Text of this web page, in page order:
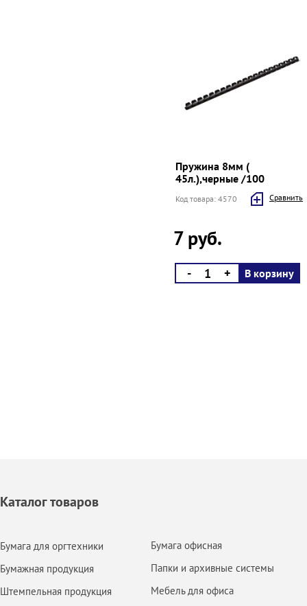
Пружина 8мм (
45л.),черные /100
Код товара: 4570 Cравнить
7 руб.
- + В корзину
Каталог товаров
Бумага для оргтехники
Бумажная продукция
Штемпельная продукция
Бумага офисная
Папки и архивные системы
Мебель для офиса